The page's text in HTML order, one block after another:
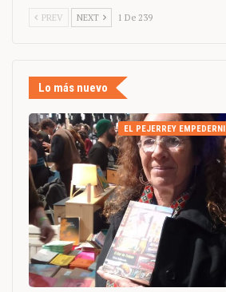
PREV NEXT 1 De 239
Lo más nuevo
EL